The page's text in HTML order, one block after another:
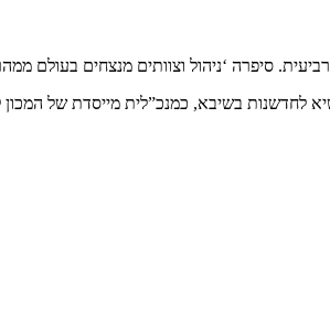
סיפרה ‘ניהול וצוותים מנצחים בעולם
לחדשנות בשיבא, כמנכ”לית מייסדת של המכון